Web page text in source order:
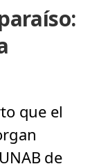
que el
de